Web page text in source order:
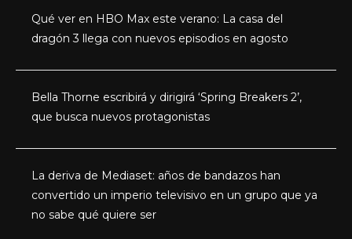
Qué ver en HBO Max este verano: La casa del
dragón 3 llega con nuevos episodios en agosto
Bella Thorne escribirá y dirigirá ‘Spring Breakers 2’,
que busca nuevos protagonistas
La deriva de Mediaset: años de bandazos han
convertido un imperio televisivo en un grupo que ya
no sabe qué quiere ser